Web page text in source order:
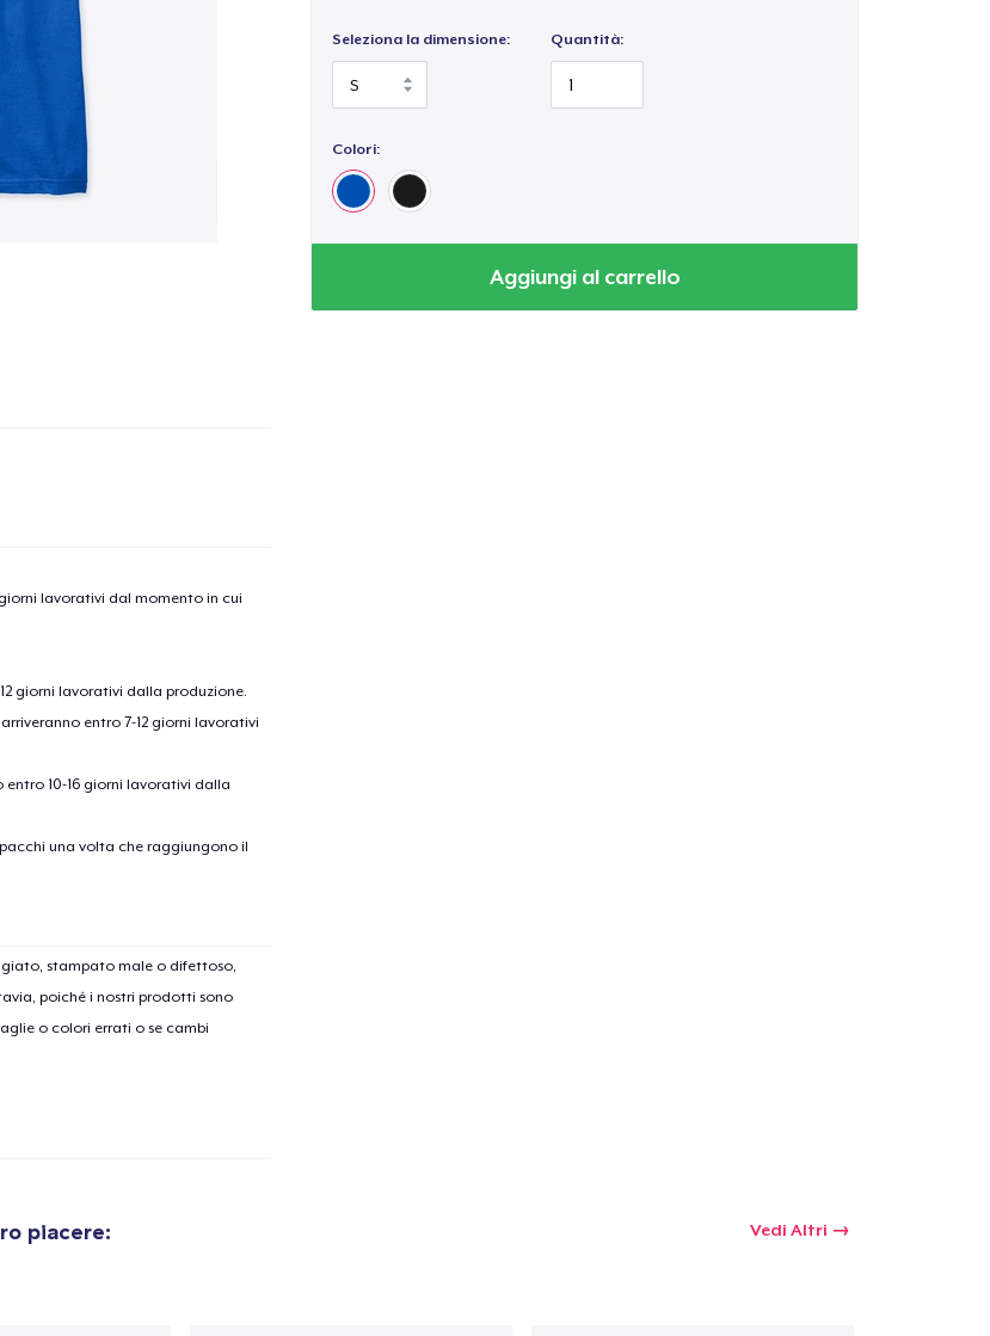
Seleziona la dimensione: Quantità:
Colori:
Aggiungi al carrello
lavorativi dal momento in cui
giorni lavorativi dalla produzione.
entro 7-12 giorni lavorativi
10-16 giorni lavorativi dalla
una volta che raggiungono il
stampato male o difettoso,
poiché i nostri prodotti sono
o colori errati o se cambi
piacere: Vedi Altri